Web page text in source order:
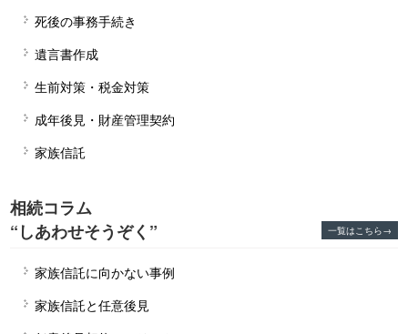
死後の事務手続き
遺言書作成
生前対策・税金対策
成年後見・財産管理契約
家族信託
相続コラム
“しあわせそうぞく”
一覧はこちら→
家族信託に向かない事例
家族信託と任意後見